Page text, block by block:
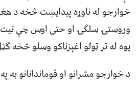
خوارجو له ناوړه پیدایښت څخه د
وروستۍ سلګۍ او حتی اوس چې
یوه له تر ټولو اغېزناکو وسلو څخه
د خوارجو مشرانو او قوماندانانو به